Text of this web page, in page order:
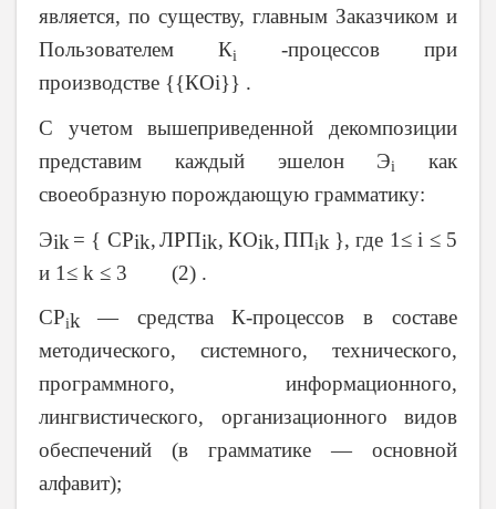
является, по существу, главным Заказчиком и
Пользователем Кi
-процессов при
производстве {{КОi}} .
С учетом вышеприведенной декомпозиции
представим каждый эшелон Эi
как
своеобразную порождающую грамматику:
Эik= { СРik,ЛРПik, КОik,ППik }, где 1≤ i ≤ 5
и 1≤ k ≤ 3 (2) .
СРik
— средства К-процессов в составе
методического, системного, технического,
программного, информационного,
лингвистического, организационного видов
обеспечений (в грамматике — основной
алфавит);